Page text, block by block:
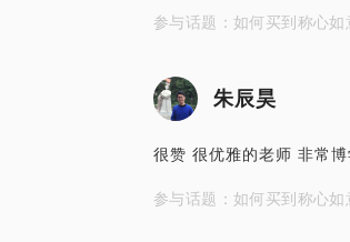
参与话题：如何买到称心如
朱辰昊
很赞 很优雅的老师 非常
参与话题：如何买到称心如